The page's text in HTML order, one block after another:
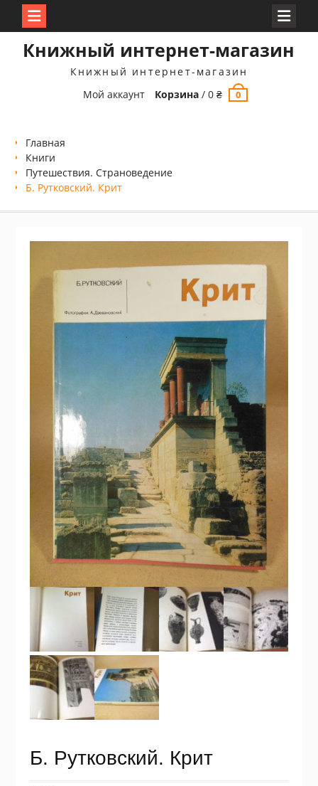
Книжный интернет-магазин
Книжный интернет-магазин
Мой аккаунт
Корзина /0₴ 0
Главная
Книги
Путешествия. Страноведение
Б. Рутковский. Крит
Б. Рутковский. Крит